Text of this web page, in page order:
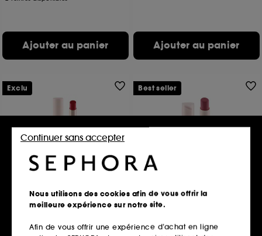
Ajouter au panier Ajouter au panier
ROUGE IS NOT MY NAME NO
TRANSFER
Rouge à lèvres mat sans transfert
13,99€
Exclu
ROUGE IS NOT MY NAME
CLOUD MATTE
Rouge à lèvres mat floutant
13,99€
Best seller
Nous utilisons des cookies afin de vous offrir la
meilleure expérience sur notre site.
Afin de vous offrir une expérience d’achat en ligne
Continuer sans accepter